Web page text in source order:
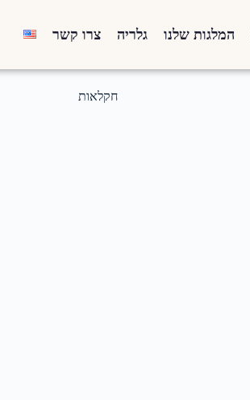
המלגות שלנו גלריה צרו קשר
חקלאות